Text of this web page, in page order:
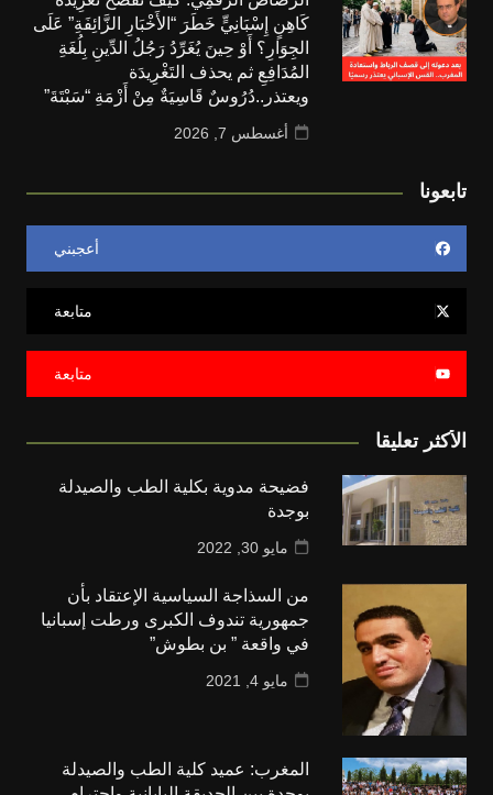
كَاهِنٍ إِسْبَانِيٍّ خَطَرَ “الأَخْبَارِ الزَّائِفَةِ” عَلَى
الجِوَارِ؟ أَوْ حِينَ يُغَرِّدُ رَجُلُ الدِّينِ بِلُغَةِ
المُدَافِعِ ثم يحذف التَغْرِيدَة
ويعتذر..دُرُوسٌ قَاسِيَةٌ مِنْ أَزْمَةِ “سَبْتَةَ”
أغسطس 7, 2026
تابعونا
أعجبني
متابعة
متابعة
الأكثر تعليقا
فضيحة مدوية بكلية الطب والصيدلة
بوجدة
مايو 30, 2022
من السذاجة السياسية الإعتقاد بأن
جمهورية تندوف الكبرى ورطت إسبانيا
في واقعة ” بن بطوش”
مايو 4, 2021
المغرب: عميد كلية الطب والصيدلة